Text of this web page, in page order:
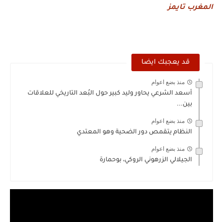
المغرب تايمز
قد يعجبك ايضا
منذ بضع اعوام
أسعد الشرعي يحاور وليد كبير حول البُعد التاريخي للعلاقات
بين...
منذ بضع اعوام
النظام يتقمص دور الضحية وهو المعتدي
منذ بضع اعوام
الجيلالي الزرهوني الروكي، بوحمارة